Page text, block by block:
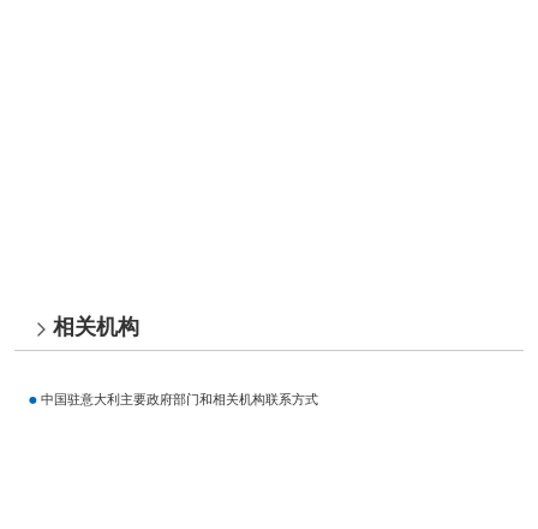
相关机构
中国驻意大利主要政府部门和相关机构联系方式